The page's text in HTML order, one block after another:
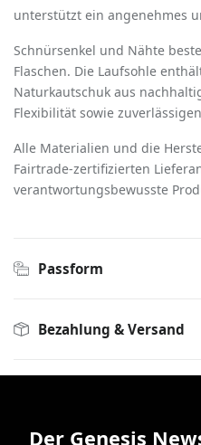
unterstützt ein angenehmes
Schnürsenkel und Nähte
Flaschen. Die Laufsohle
Naturkautschuk aus
Flexibilität sowie
Alle Materialien und die
Fairtrade-zertifizierten
verantwortungsbewusste
Passform
Bezahlung & Versand
Der Genesis